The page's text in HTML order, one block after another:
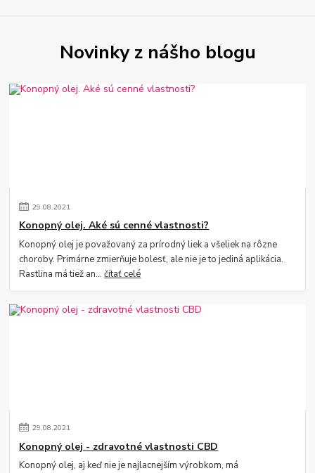
Novinky z nášho blogu
29.08.2021
Konopný olej. Aké sú cenné vlastnosti?
Konopný olej je považovaný za prírodný liek a všeliek na rôzne
choroby. Primárne zmierňuje bolesť, ale nie je to jediná aplikácia.
Rastlina má tiež an...čítať celé
29.08.2021
Konopný olej - zdravotné vlastnosti CBD
Konopný olej, aj keď nie je najlacnejším výrobkom, má